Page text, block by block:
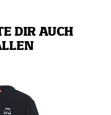
DIR AUCH